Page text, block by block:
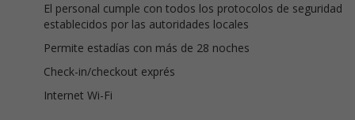
El personal cumple con todos los protocolos de seguridad
establecidos por las autoridades locales
Permite estadías con más de 28 noches
Check-in/checkout exprés
Internet Wi-Fi